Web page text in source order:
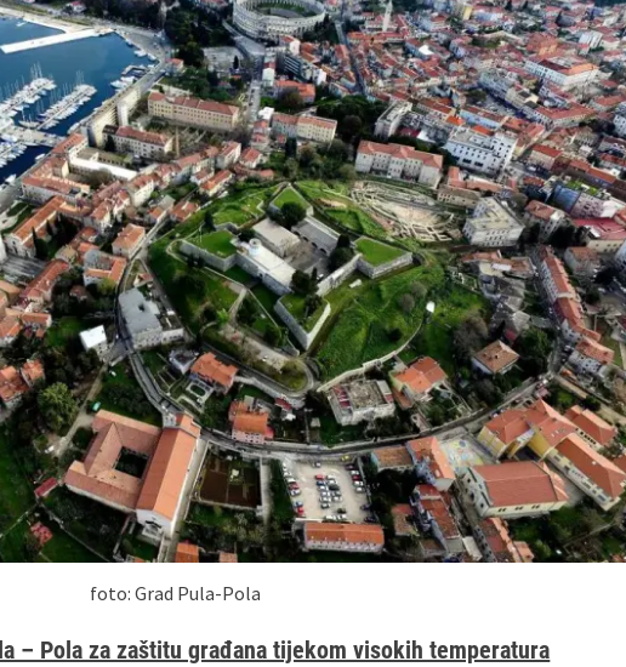
foto: Grad Pula-Pola
– Pola za zaštitu građana tijekom visokih temperatura